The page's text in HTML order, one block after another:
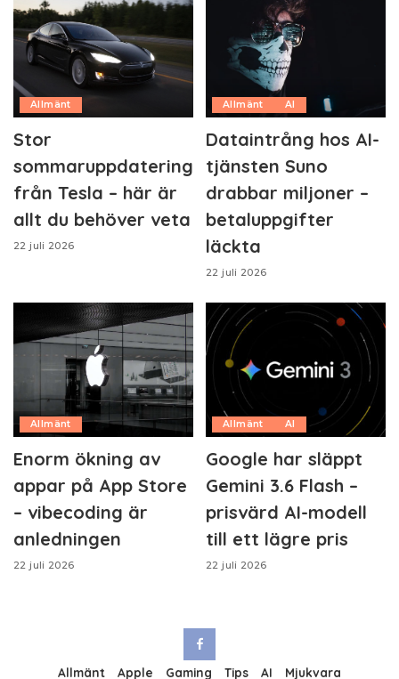
Allmänt
Stor
sommaruppdatering
från Tesla – här är
allt du behöver veta
22 juli 2026
Allmänt AI
Dataintrång hos AI-
tjänsten Suno
drabbar miljoner –
betaluppgifter
läckta
22 juli 2026
Allmänt
Enorm ökning av
appar på App Store
– vibecoding är
anledningen
22 juli 2026
Allmänt AI
Google har släppt
Gemini 3.6 Flash –
prisvärd AI-modell
till ett lägre pris
22 juli 2026
Allmänt Apple Gaming Tips AI Mjukvara